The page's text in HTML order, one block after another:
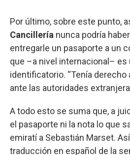
Por último, sobre este punto,
Cancillería nunca podría
entregarle un pasaporte a un
que –a nivel internacional–
identificatorio. “Tenía
ante las autoridades
A todo esto se suma que, a
el pasaporte ni la nota lo que
emiratí a Sebastián Marset.
traducción en español de la